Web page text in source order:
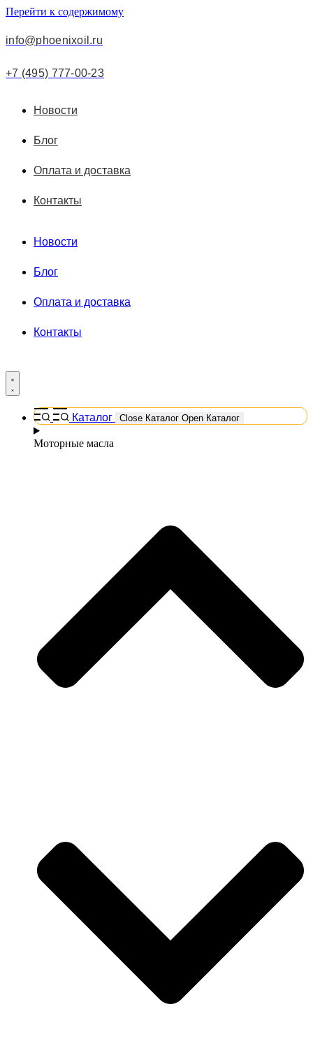
Перейти к содержимому
info@phoenixoil.ru
+7 (495) 777-00-23
Новости
Блог
Оплата и доставка
Контакты
Новости
Блог
Оплата и доставка
Контакты
Каталог Close Каталог Open Каталог
Моторные масла